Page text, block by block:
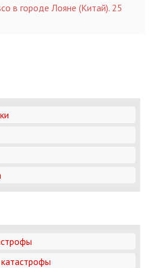
в городе Лояне (Китай). 25